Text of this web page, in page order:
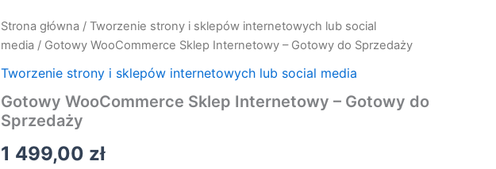
Strona główna / Tworzenie strony i sklepów internetowych lub social
media / Gotowy WooCommerce Sklep Internetowy – Gotowy do Sprzedaży
Tworzenie strony i sklepów internetowych lub social media
Gotowy WooCommerce Sklep Internetowy – Gotowy do
Sprzedaży
1 499,00 zł
ilość
Gotowy
WooCommerce
Sklep
–
Gotowy
Sprzedaży